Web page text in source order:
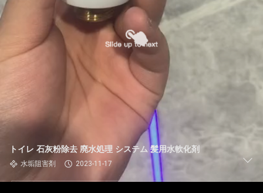
トイレ 石灰粉除去 廃水処理 システム 髪用水軟化剤
水垢阻害剤 2023-11-17